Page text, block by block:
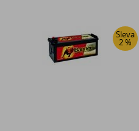
Sleva
2 %